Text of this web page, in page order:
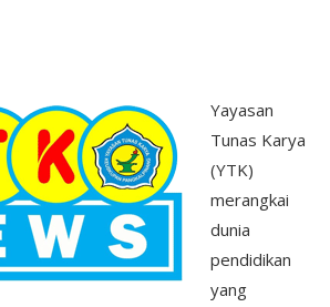
Yayasan
Tunas Karya
(YTK)
merangkai
dunia
pendidikan
yang